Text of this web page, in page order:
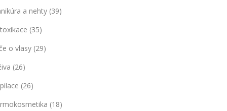
a nehty (39)
(35)
o vlasy (29)
(26)
(26)
(18)